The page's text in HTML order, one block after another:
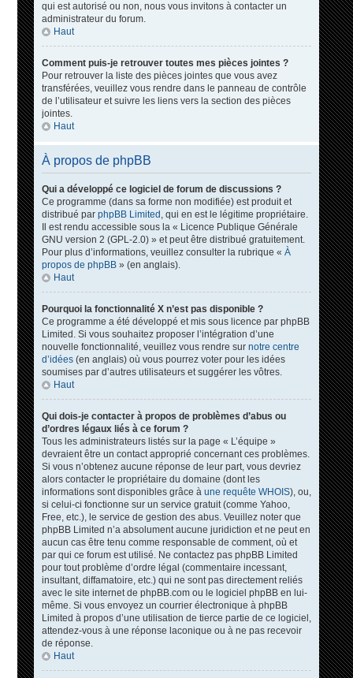
qui est autorisé ou non, nous vous invitons à contacter un
administrateur du forum.
Haut
Comment puis-je retrouver toutes mes pièces jointes ?
Pour retrouver la liste des pièces jointes que vous avez
transférées, veuillez vous rendre dans le panneau de contrôle
de l’utilisateur et suivre les liens vers la section des pièces
jointes.
Haut
À propos de phpBB
Qui a développé ce logiciel de forum de discussions ?
Ce programme (dans sa forme non modifiée) est produit et
distribué par phpBB Limited , qui en est le légitime propriétaire.
Il est rendu accessible sous la « Licence Publique Générale
GNU version 2 (GPL-2.0) » et peut être distribué gratuitement.
Pour plus d’informations, veuillez consulter la rubrique « À
propos de phpBB» (en anglais).
Haut
Pourquoi la fonctionnalité X n’est pas disponible ?
Ce programme a été développé et mis sous licence par phpBB
Limited. Si vous souhaitez proposer l’intégration d’une
nouvelle fonctionnalité, veuillez vous rendre sur notre centre
d’idées(en anglais) où vous pourrez voter pour les idées
soumises par d’autres utilisateurs et suggérer les vôtres.
Haut
Qui dois-je contacter à propos de problèmes d’abus ou
d’ordres légaux liés à ce forum ?
Tous les administrateurs listés sur la page « L’équipe »
devraient être un contact approprié concernant ces problèmes.
Si vous n’obtenez aucune réponse de leur part, vous devriez
alors contacter le propriétaire du domaine (dont les
informations sont disponibles grâce à une requête WHOIS), ou,
si celui-ci fonctionne sur un service gratuit (comme Yahoo,
Free, etc.), le service de gestion des abus. Veuillez noter que
phpBB Limited n’a absolument aucune juridiction et ne peut en
aucun cas être tenu comme responsable de comment, où et
par qui ce forum est utilisé. Ne contactez pas phpBB Limited
pour tout problème d’ordre légal (commentaire incessant,
insultant, diffamatoire, etc.) qui ne sont pas directement reliés
avec le site internet de phpBB.com ou le logiciel phpBB en lui-
même. Si vous envoyez un courrier électronique à phpBB
Limited à propos d’une utilisation de tierce partie de ce logiciel,
attendez-vous à une réponse laconique ou à ne pas recevoir
de réponse.
Haut